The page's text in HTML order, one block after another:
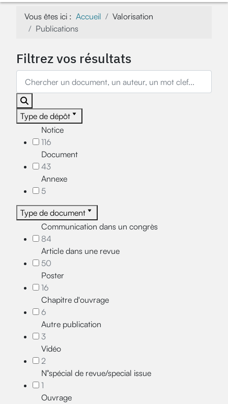
Vous êtes ici : Accueil
Valorisation
Publications
Filtrez vos résultats
Type de dépôt
Notice
116
Document
43
Annexe
5
Type de document
Communication dans un congrès
84
Article dans une revue
50
Poster
16
Chapitre d'ouvrage
6
Autre publication
3
Vidéo
2
N°spécial de revue/special issue
1
Ouvrage